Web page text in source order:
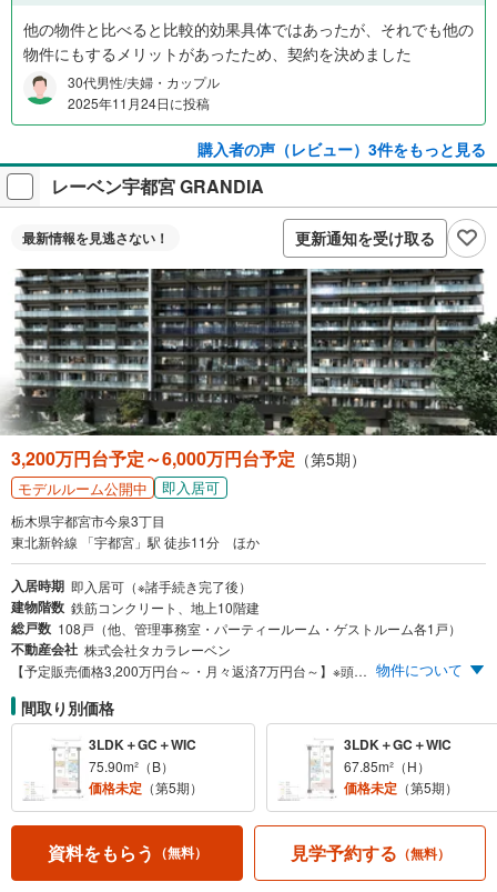
他の物件と比べると比較的効果具体ではあったが、それでも他の
物件にもするメリットがあったため、契約を決めました
30代男性/夫婦・カップル
2025年11月24日に投稿
購入者の声（レビュー）3件をもっと見る
レーベン宇都宮 GRANDIA
最新情報を見逃さない！ 更新通知を受け取る
3,200万円台予定～6,000万円台予定 （第5期）
モデルルーム公開中 即入居可
栃木県宇都宮市今泉3丁目
東北新幹線 「宇都宮」駅 徒歩11分 ほか
入居時期 即入居可（※諸手続き完了後）
建物階数 鉄筋コンクリート、地上10階建
総戸数 108戸（他、管理事務室・パーティールーム・ゲストルーム各1戸）
不動産会社 株式会社タカラレーベン
【予定販売価格3,200万円台～・月々返済7万円台～】※頭金8万円、ボーナス払い0円。詳しくは物件概要をご確認ください。 堂々完成!! 公式アプリにて「モデルルームツアー動画」公開中！ ・敷地内駐車場100％/月額使用料500円～ ・合計約5,000m²隣接公園一体構想プロジェクト ・全邸南東向き総戸数108邸 ・JR「宇都宮」駅徒歩11分 物件について
間取り別価格
3LDK＋GC＋WIC
75.90m²（B）
価格未定 （第5期）
3LDK＋GC＋WIC
67.85m²（H）
価格未定 （第5期）
資料をもらう （無料） 見学予約する （無料）